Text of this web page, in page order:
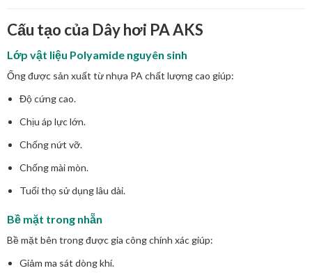
Cấu tạo của Dây hơi PA AKS
Lớp vật liệu Polyamide nguyên sinh
Ống được sản xuất từ nhựa PA chất lượng cao giúp:
Độ cứng cao.
Chịu áp lực lớn.
Chống nứt vỡ.
Chống mài mòn.
Tuổi thọ sử dụng lâu dài.
Bề mặt trong nhẵn
Bề mặt bên trong được gia công chính xác giúp:
Giảm ma sát dòng khí.